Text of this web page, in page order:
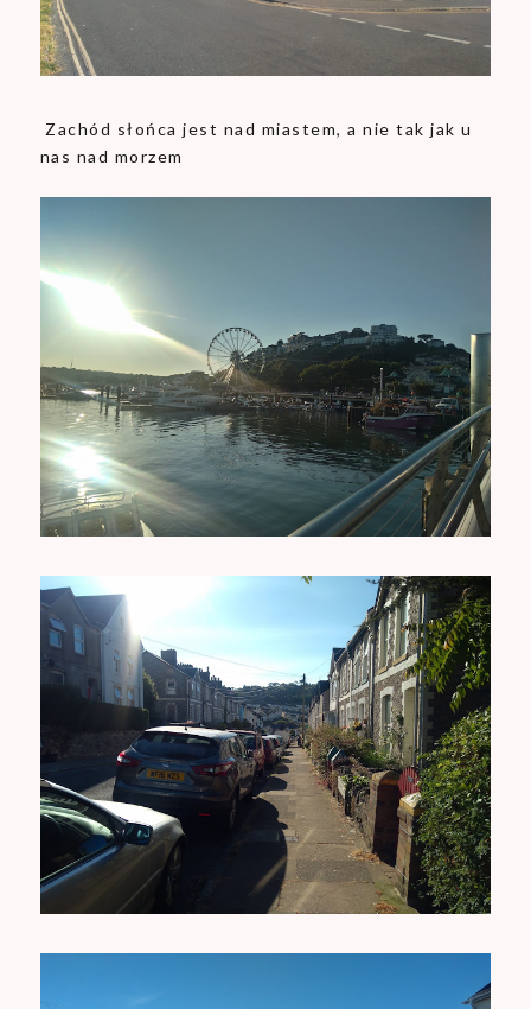
Zachód słońca jest nad miastem, a nie tak jak u
nas nad morzem